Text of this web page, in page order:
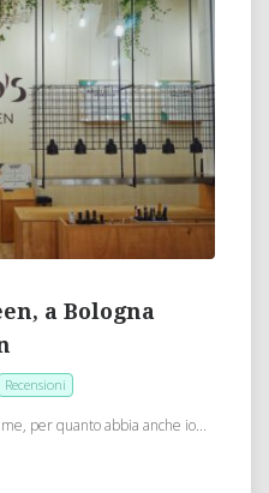
a Bologna
Recensioni
per quanto abbia anche io...